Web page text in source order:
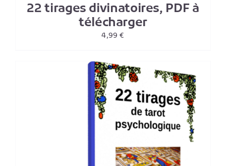
22 tirages divinatoires, PDF à
télécharger
4,99€